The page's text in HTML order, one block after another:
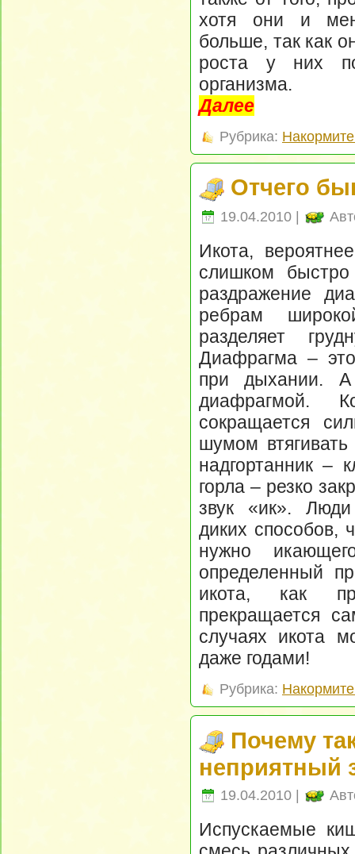
хотя они и
больше, так как
роста у них
организма.
Далее
Рубрика:
Отчего
19.04.2010 |
Икота,
слишком
раздражение
ребрам
разделяет
Диафрагма –
при дыхании. А
диафрагмой.
сокращается
шумом
надгортанник –
горла – резко
звук «ик».
диких способов,
нужно
определенный
икота, как
прекращается
случаях икота
даже годами!
Рубрика:
Почему
неприятный
19.04.2010 |
Испускаемые